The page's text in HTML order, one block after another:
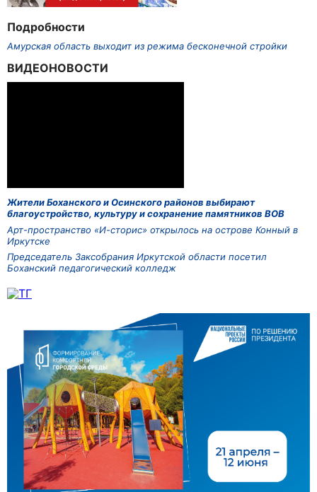
Подробности
Амурская область выходит из режима бесконечной стройки
ВИДЕОНОВОСТИ
Жители Боханского и Осинского районов выбирают
благоустройство, культуру и сохранение памятников ВОВ
Арт-пространство «И-сторис» открылось на острове Конный в
Иркутске
Председатель Заксобрания Иркутской области посетил
Боханский педагогический колледж